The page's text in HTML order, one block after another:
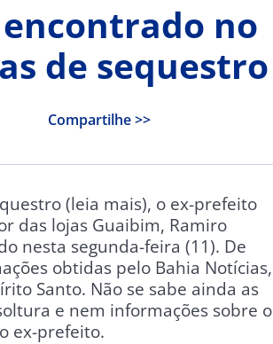
no
de sequestro
Compartilhe >>
(leia mais), o ex-prefeito
das lojas Guaibim, Ramiro
nesta segunda-feira (11). De
obtidas pelo Bahia Notícias,
Santo. Não se sabe ainda as
e nem informações sobre o
ex-prefeito.